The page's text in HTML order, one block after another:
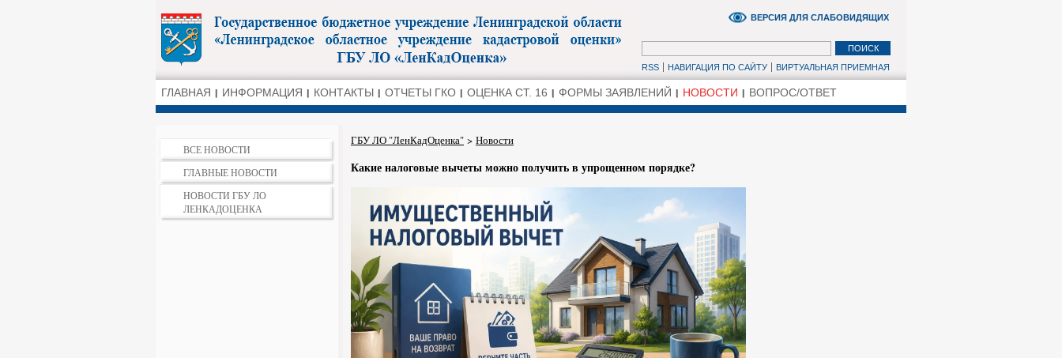
RSS НАВИГАЦИЯ ПО САЙТУ ВИРТУАЛЬНАЯ ПРИЕМНАЯ
ВЕРСИЯ ДЛЯ СЛАБОВИДЯЩИХ
ГЛАВНАЯ ИНФОРМАЦИЯ КОНТАКТЫ ОТЧЕТЫ ГКО ОЦЕНКА СТ. 16 ФОРМЫ ЗАЯВЛЕНИЙ НОВОСТИ ВОПРОС/ОТВЕТ
ВСЕ НОВОСТИ
ГЛАВНЫЕ НОВОСТИ
НОВОСТИ ГБУ ЛО
ЛЕНКАДОЦЕНКА
ГБУ ЛО "ЛенКадОценка" > Новости
Какие налоговые вычеты можно получить в упрощенном порядке?